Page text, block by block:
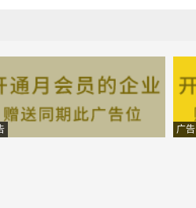
云南清淼环境科技有限公司
红塔区艺品家装会所
广告